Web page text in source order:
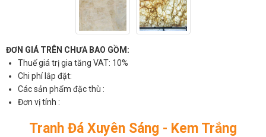
ĐƠN GIÁ TRÊN CHƯA BAO GỒM:
Thuế giá trị gia tăng VAT: 10%
Chi phí lắp đặt:
Các sản phẩm đặc thù :
Đơn vị tính :
Tranh Đá Xuyên Sáng - Kem Trắng